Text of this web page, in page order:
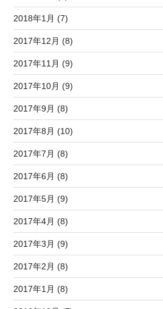
2018年1月 (7)
2017年12月 (8)
2017年11月 (9)
2017年10月 (9)
2017年9月 (8)
2017年8月 (10)
2017年7月 (8)
2017年6月 (8)
2017年5月 (9)
2017年4月 (8)
2017年3月 (9)
2017年2月 (8)
2017年1月 (8)